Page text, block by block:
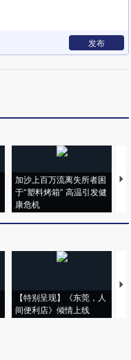
发布
加沙上百万流离失所者困
于“塑料烤箱” 高温引发健
康危机
【特别呈现】《东莞，人
间便利店》倾情上线